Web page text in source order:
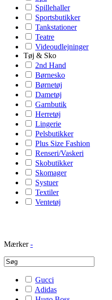
Spillehaller
Sportsbutikker
Tankstationer
Teatre
Videoudlejninger
Tøj & Sko
2nd Hand
Børnesko
Børnetøj
Dametøj
Garnbutik
Herretøj
Lingerie
Pelsbutikker
Plus Size Fashion
Renseri/Vaskeri
Skobutikker
Skomager
Systuer
Textiler
Ventetøj
Mærker -
Gucci
Adidas